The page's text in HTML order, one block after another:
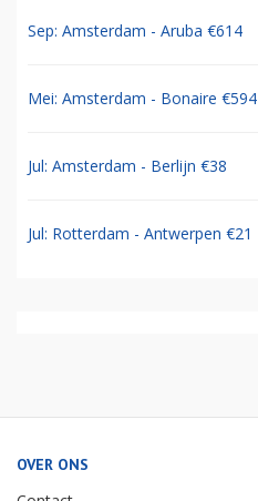
Sep: Amsterdam - Aruba €614
Mei: Amsterdam - Bonaire €594
Jul: Amsterdam - Berlijn €38
Jul: Rotterdam - Antwerpen €21
OVER ONS